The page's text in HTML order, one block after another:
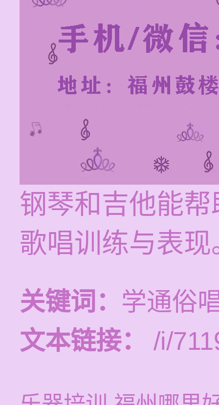
钢琴和吉他能
歌唱训练与表现
关键词： 学通俗
文本链接：
/i/